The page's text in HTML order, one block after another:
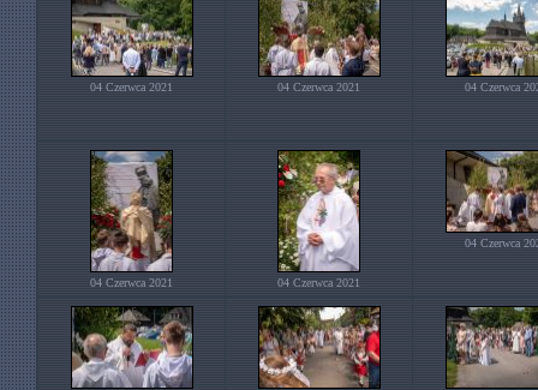
04 Czerwca 2021 04 Czerwca 2021 04 Czerwca
04 Czerwca 2021 04 Czerwca 2021
04 Czerwca